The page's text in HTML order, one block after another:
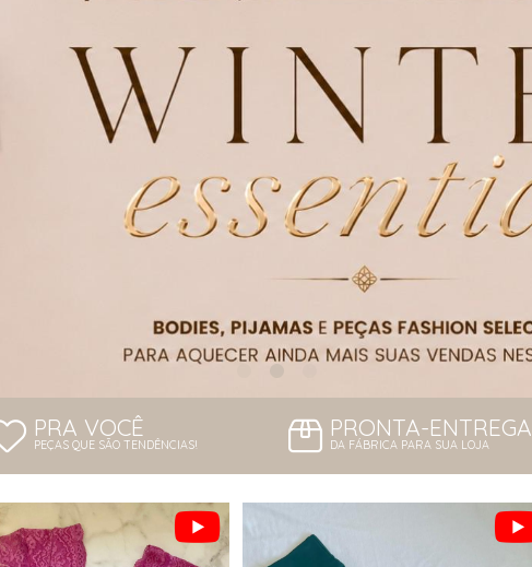
PRA VOCÊ
PEÇAS QUE SÃO TENDÊNCIAS!
PRONTA-ENTREGA
DA FÁBRICA PARA SUA LOJA